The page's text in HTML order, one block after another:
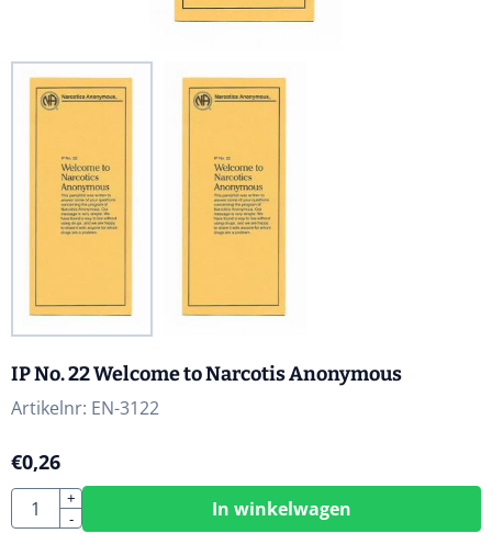
IP No. 22 Welcome to Narcotis Anonymous
Artikelnr: EN-3122
€0,26
Aantal
+
-
In winkelwagen